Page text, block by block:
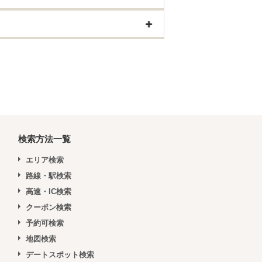
検索方法一覧
エリア検索
路線・駅検索
高速・IC検索
クーポン検索
予約可検索
地図検索
デートスポット検索